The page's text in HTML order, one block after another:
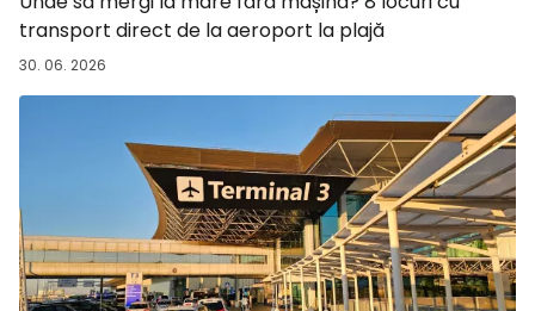
transport direct de la aeroport la plajă
30. 06. 2026